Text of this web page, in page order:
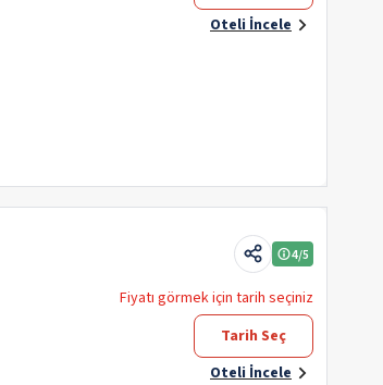
Oteli İncele
4/5
Fiyatı görmek için tarih seçiniz
Tarih Seç
Oteli İncele